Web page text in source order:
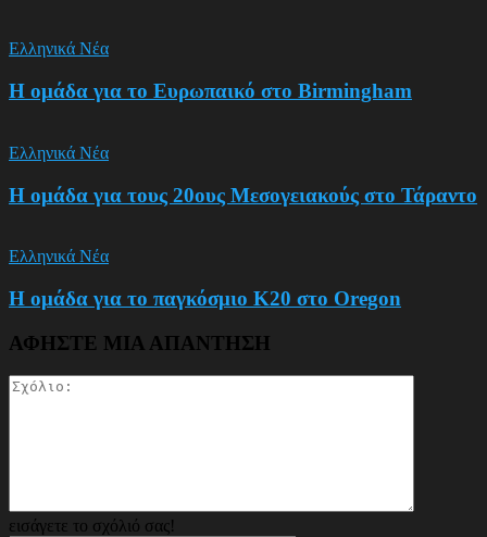
Ελληνικά Νέα
Η ομάδα για το Ευρωπαικό στο Birmingham
Ελληνικά Νέα
Η ομάδα για τους 20ους Μεσογειακούς στο Τάραντο
Ελληνικά Νέα
Η ομάδα για το παγκόσμιο Κ20 στο Oregon
ΑΦΗΣΤΕ ΜΙΑ ΑΠΑΝΤΗΣΗ
εισάγετε το σχόλιό σας!